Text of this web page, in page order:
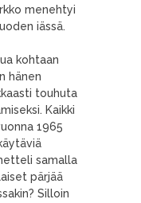
menehtyi
iässä.
kohtaan
hänen
touhuta
Kaikki
1965
samalla
pärjää
Silloin